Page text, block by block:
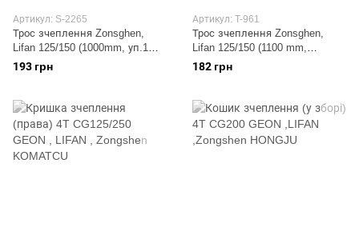
Артикул: S-2265
Трос зчеплення Zonsghen,
Lifan 125/150 (1000mm, уп.1шт,
жовтий)
193 грн
Артикул: T-961
Трос зчеплення Zonsghen,
Lifan 125/150 (1100 mm,
пак.1шт) ZUNA
182 грн